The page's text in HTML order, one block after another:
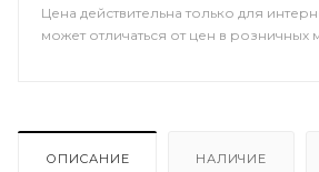
Цена действительна только для
может отличаться от цен в розничных
ОПИСАНИЕ НАЛИЧИЕ